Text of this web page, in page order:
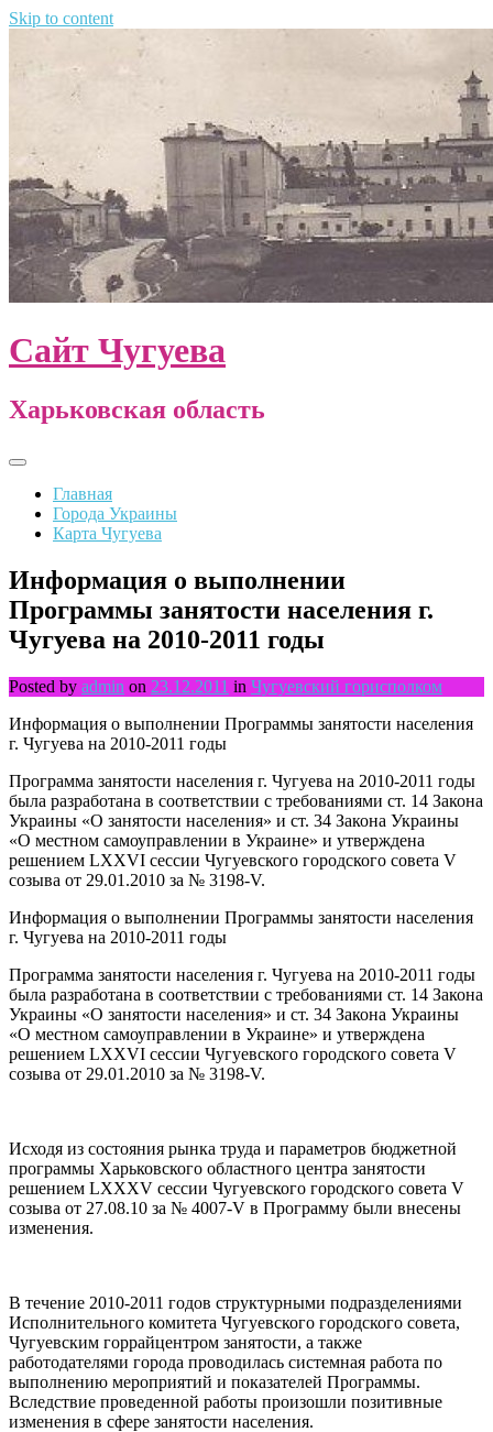
Skip to content
Сайт Чугуева
Харьковская область
Главная
Города Украины
Карта Чугуева
Информация о выполнении
Программы занятости населения г.
Чугуева на 2010-2011 годы
Posted by admin on 23.12.2011 in Чугуевский горисполком
Информация о выполнении Программы занятости населения
г. Чугуева на 2010-2011 годы
Программа занятости населения г. Чугуева на 2010-2011 годы
была разработана в соответствии с требованиями ст. 14 Закона
Украины «О занятости населения» и ст. 34 Закона Украины
«О местном самоуправлении в Украине» и утверждена
решением LХХVI сессии Чугуевского городского совета V
созыва от 29.01.2010 за № 3198-V.
Информация о выполнении Программы занятости населения
г. Чугуева на 2010-2011 годы
Программа занятости населения г. Чугуева на 2010-2011 годы
была разработана в соответствии с требованиями ст. 14 Закона
Украины «О занятости населения» и ст. 34 Закона Украины
«О местном самоуправлении в Украине» и утверждена
решением LХХVI сессии Чугуевского городского совета V
созыва от 29.01.2010 за № 3198-V.
Исходя из состояния рынка труда и параметров бюджетной
программы Харьковского областного центра занятости
решением LХХХV сессии Чугуевского городского совета V
созыва от 27.08.10 за № 4007-V в Программу были внесены
изменения.
В течение 2010-2011 годов структурными подразделениями
Исполнительного комитета Чугуевского городского совета,
Чугуевским горрайцентром занятости, а также
работодателями города проводилась системная работа по
выполнению мероприятий и показателей Программы.
Вследствие проведенной работы произошли позитивные
изменения в сфере занятости населения.